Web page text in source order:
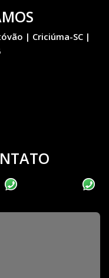
| Criciúma-SC |
| 9.9159-8430